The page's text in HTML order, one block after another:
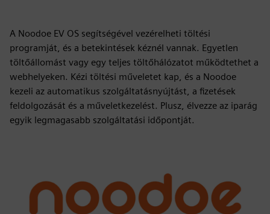
A Noodoe EV OS segítségével vezérelheti töltési
programját, és a betekintések kéznél vannak. Egyetlen
töltőállomást vagy egy teljes töltőhálózatot működtethet a
webhelyeken. Kézi töltési műveletet kap, és a Noodoe
kezeli az automatikus szolgáltatásnyújtást, a fizetések
feldolgozását és a műveletkezelést. Plusz, élvezze az iparág
egyik legmagasabb szolgáltatási időpontját.